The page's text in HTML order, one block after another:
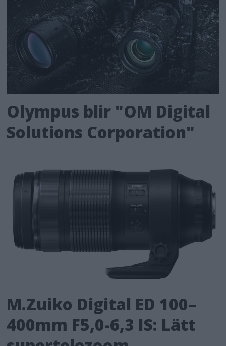
Olympus blir "OM Digital
Solutions Corporation"
M.Zuiko Digital ED 100–
400mm F5,0-6,3 IS: Lätt